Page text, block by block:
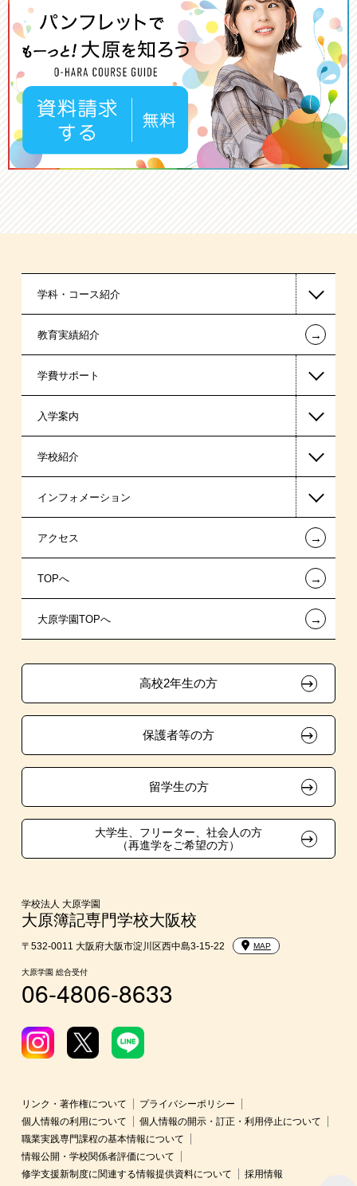
学科・コース紹介
救急救命士系
公認会計士・税理士系
ビジネス系
東京経営大学 学士取得コース
教育実績紹介 ←
学費サポート
高等教育の修学支援新制度
日本学生支援機構の奨学金
日本政策金融公庫（国の教育ローン）
提携教育ローン
新聞奨学生
試験による特待生制度
クラブ特待生制度
吹奏楽部による特待生制度
入学案内
一般入学
AO入学制度
指定校推薦入学
特別推薦入学
推薦入学
生徒会活動推薦入学
自己推薦入学
東京経営大学への3年次編入学
大学・短大・公務員併願制度
親族紹介制度
2ヵ月簿記1級チャレンジクラス制度
学校紹介
在校生からあなたへ
夢を叶えた先輩たち
施設・研修所
学生寮・マンションのご案内
大原学園グループ案内
インフォメーション
お知らせ・新着情報
在校生へのお知らせ
各種証明書の発行ご希望の方
採用ご担当の方
アクセス ←
TOPへ ←
大原学園TOPへ ←
高校2年生の方
保護者等の方
留学生の方
大学生、フリーター、社会人の方
（再進学をご希望の方）
学校法人 大原学園
大原簿記専門学校大阪校
〒532-0011 大阪府大阪市淀川区西中島3-15-22 MAP
大原学園 総合受付
06-4806-8633
リンク・著作権について
プライバシーポリシー
個人情報の利用について
個人情報の開示・訂正・利用停止について
職業実践専門課程の基本情報について
情報公開・学校関係者評価について
修学支援新制度に関連する情報提供資料について
採用情報